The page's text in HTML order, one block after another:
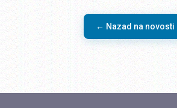
← Nazad na novosti